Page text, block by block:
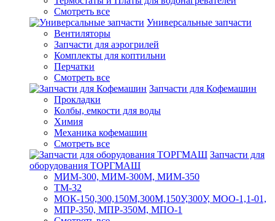
Смотреть все
Универсальные запчасти
Вентиляторы
Запчасти для аэрогрилей
Комплекты для коптильни
Перчатки
Смотреть все
Запчасти для Кофемашин
Прокладки
Колбы, емкости для воды
Химия
Механика кофемашин
Смотреть все
Запчасти для
оборудования ТОРГМАШ
МИМ-300, МИМ-300М, МИМ-350
ТМ-32
МОК-150,300,150М,300М,150У,300У, МОО-1,1-01,
МПР-350, МПР-350М, МПО-1